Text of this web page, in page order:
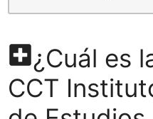
¿Cuál es
CCT